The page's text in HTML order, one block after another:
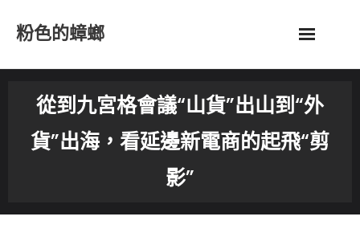
粉色的蟑螂
從到九宮格會議“山貨”出山到“外
貨”出海，看延邊新電商的起飛“剪
影”